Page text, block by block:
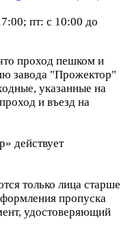
пт: с 10:00 до
проход пешком и
завода "Прожектор"
указанные на
и въезд на
действует
только лица старше
пропуска
удостоверяющий